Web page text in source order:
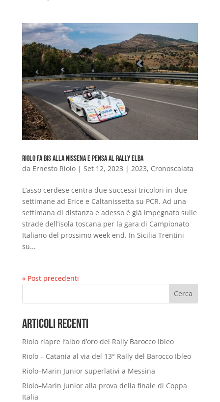
Riolo fa bis alla Nissena e pensa al Rally Elba
da Ernesto Riolo| Set 12, 2023 | 2023, Cronoscalata
L’asso cerdese centra due successi tricolori in due
settimane ad Erice e Caltanissetta su PCR. Ad una
settimana di distanza e adesso è già impegnato sulle
strade dell’isola toscana per la gara di Campionato
Italiano del prossimo week end. In Sicilia Trentini
su...
« Post precedenti
Cerca
Articoli Recenti
Riolo riapre l’albo d’oro del Rally Barocco Ibleo
Riolo – Catania al via del 13° Rally del Barocco Ibleo
Riolo–Marin Junior superlativi a Messina
Riolo–Marin Junior alla prova della finale di Coppa
Italia